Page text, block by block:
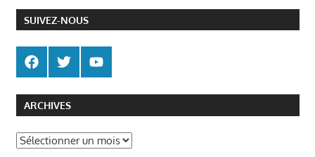
SUIVEZ-NOUS
ARCHIVES
Archives